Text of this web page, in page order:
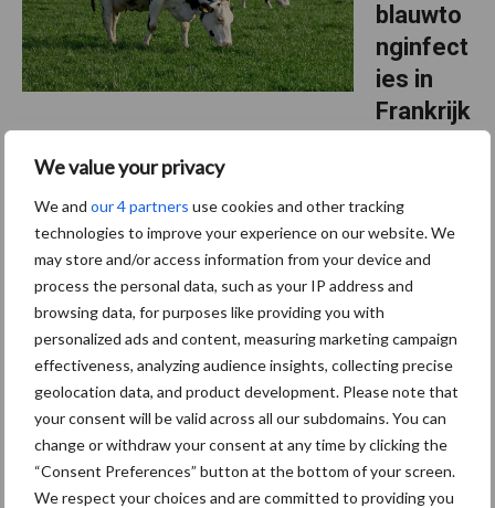
We value your privacy
We and our 4 partners use cookies and other tracking
technologies to improve your experience on our website. We
may store and/or access information from your device and
process the personal data, such as your IP address and
browsing data, for purposes like providing you with
personalized ads and content, measuring marketing campaign
effectiveness, analyzing audience insights, collecting precise
geolocation data, and product development. Please note that
your consent will be valid across all our subdomains. You can
change or withdraw your consent at any time by clicking the
“Consent Preferences” button at the bottom of your screen.
We respect your choices and are committed to providing you
blauwto
nginfect
ies in
Frankrijk
Blauwtong grijpt opnieuw om zich heen in Frankrijk, met een forse
vindt plaats via knutten – kleine steekvliegjes – die door het
Zomer
2025:
gaat
blauwto
ng weer
pieken?
7 juli 2025